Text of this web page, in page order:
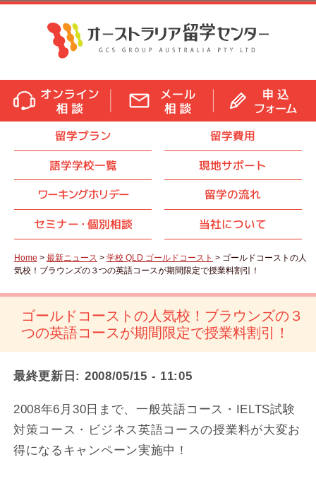
留学プラン
留学費用
語学学校一覧
現地サポート
ワーキングホリデー
留学の流れ
セミナー・ 個別相談 当社について
Home > 最新ニュース > 学校 QLD ゴールドコースト > ゴールドコーストの人
気校！ブラウンズの３つの英語コースが期間限定で授業料割引！
ゴールドコーストの人気校！ブラウンズの３
つの英語コースが期間限定で授業料割引！
最終更新日: 2008/05/15 - 11:05
2008年6月30日まで、一般英語コース・IELTS試験
対策コース・ビジネス英語コースの授業料が大変お
得になるキャンペーン実施中！